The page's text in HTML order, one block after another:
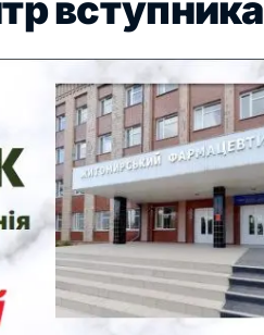
вступника